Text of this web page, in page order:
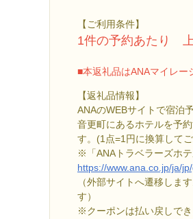
【ご利用条件】
1件の予約あたり
■本返礼品はANAマイレー
【返礼品情報】
ANAのWEBサイトで宿泊
音更町にあるホテルを予
す。(1点=1円に換算して
※「ANAトラベラーズホ
https://www.ana.co.jp/ja/
（外部サイトへ遷移しま
す）
※クーポンは払い戻しで